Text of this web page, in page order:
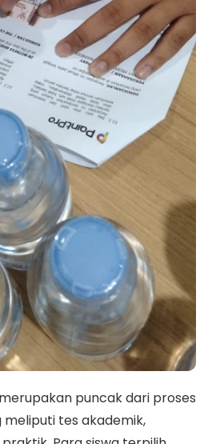
puncak dari proses
tes akademik,